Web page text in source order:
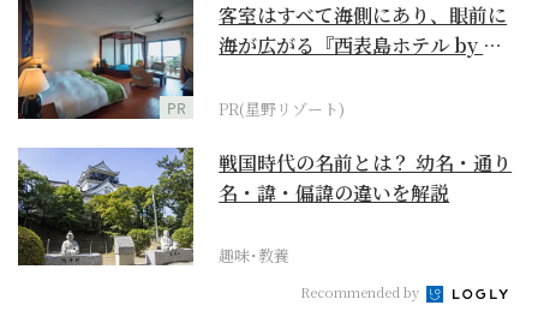
PR
客室はすべて海側にあり、眼前に
海が広がる『西表島ホテル by 星
PR(星野リゾート)
戦国時代の名前とは？ 幼名・通り
名・諱・偏諱の違いを解説
趣味･教養
Recommended by